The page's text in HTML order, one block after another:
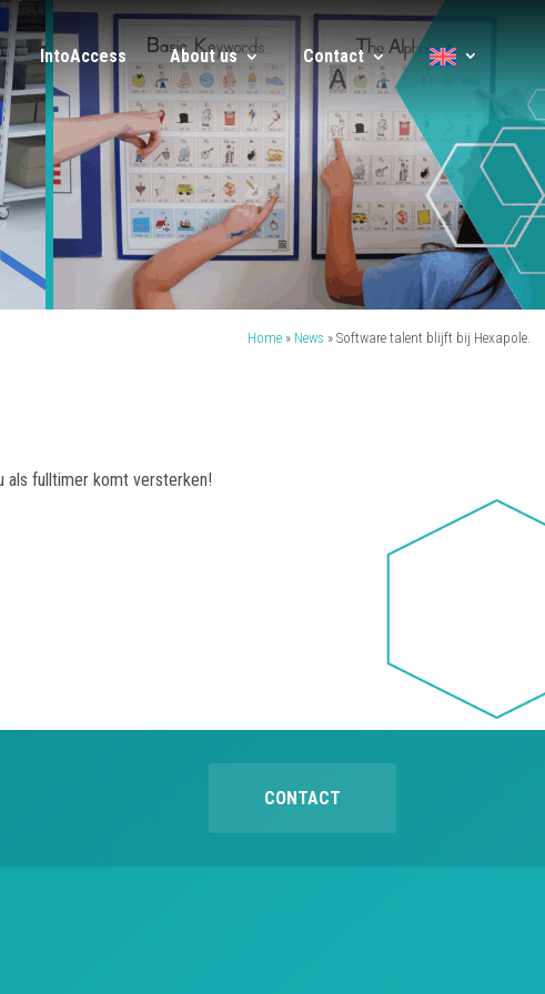
IntoAccess About us Contact
Home» News » Software talent blijft bij Hexapole.
als fulltimer komt versterken!
CONTACT